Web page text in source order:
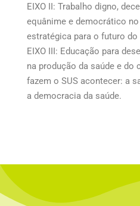
EIXO II: Trabalho digno,
equânime e democrático no
estratégica para o futuro do
EIXO III: Educação para
na produção da saúde e do
fazem o SUS acontecer: a
a democracia da saúde.